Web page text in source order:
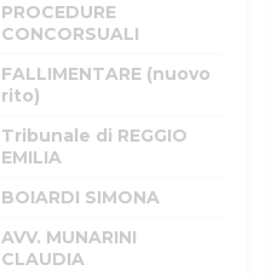
PROCEDURE
CONCORSUALI
FALLIMENTARE (nuovo
rito)
Tribunale di REGGIO
EMILIA
BOIARDI SIMONA
AVV. MUNARINI
CLAUDIA